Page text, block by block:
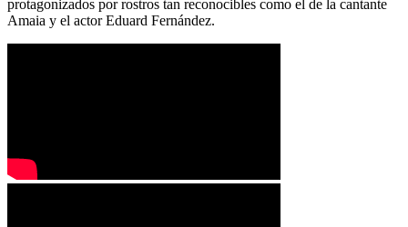
protagonizados por rostros tan reconocibles como el de la cantante
Amaia y el actor Eduard Fernández.